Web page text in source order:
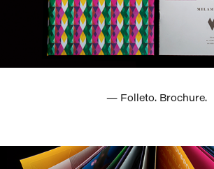
— Folleto. Brochure.